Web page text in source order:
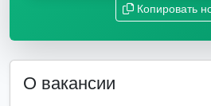
Копировать
О вакансии